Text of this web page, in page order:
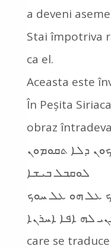
a deveni
Stai împotriva
ca el.
Aceasta este
În Peșita
obraz
ܕܠܐ ܬܩܘܡܘܢ
ܠܘܩܒܠ ܒܝܫܐ
ܥܠ ܗܘ ܥܠ ܚܘܟ
ܠܗ ܐܦܐ ܐܚܪܢܐ
care se